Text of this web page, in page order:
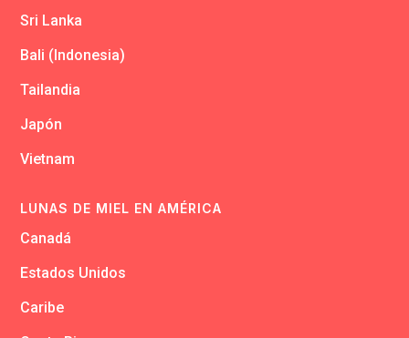
Sri Lanka
Bali (Indonesia)
Tailandia
Japón
Vietnam
LUNAS DE MIEL EN AMÉRICA
Canadá
Estados Unidos
Caribe